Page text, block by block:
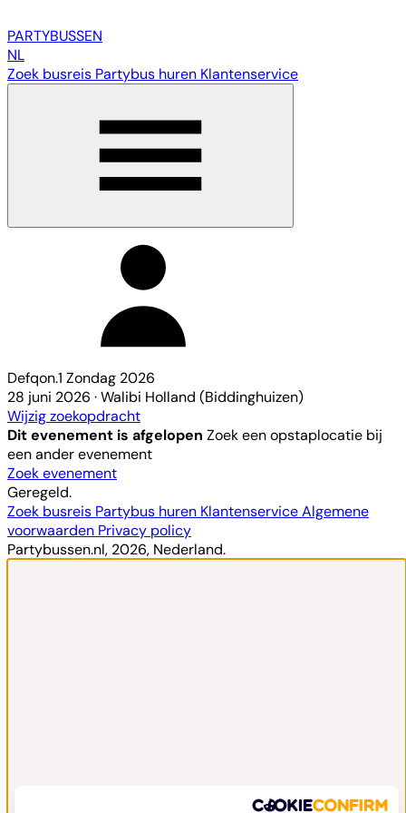
PARTYBUSSEN
NL
Zoek busreis Partybus huren Klantenservice
Defqon.1 Zondag 2026
28 juni 2026 ·Walibi Holland (Biddinghuizen)
Wijzig zoekopdracht
Dit evenement is afgelopen Zoek een opstaplocatie bij
een ander evenement
Zoek evenement
Geregeld.
Zoek busreis Partybus huren KlantenserviceAlgemene
voorwaarden Privacy policy
Partybussen.nl, 2026, Nederland.